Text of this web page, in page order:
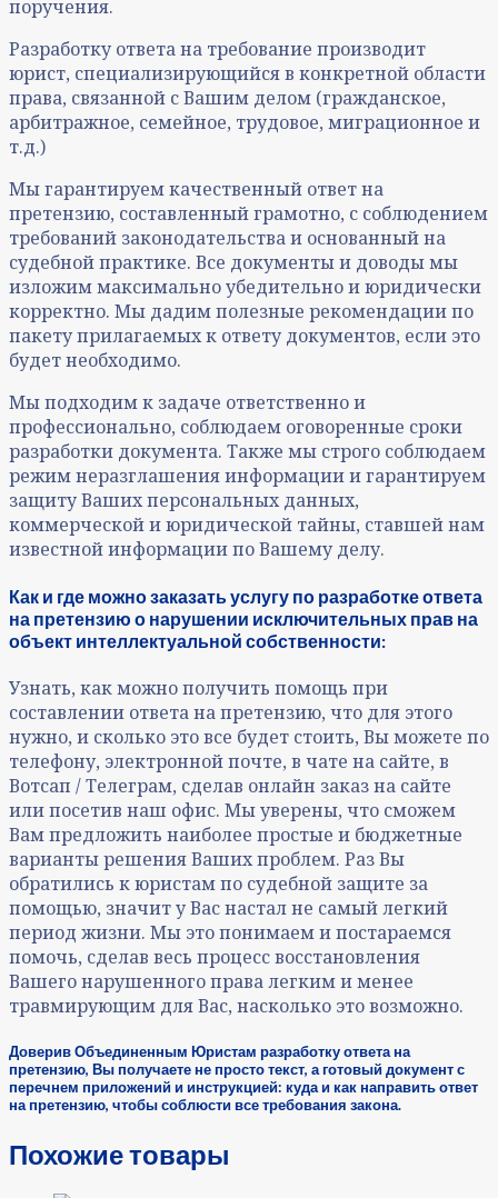
поручения.
Разработку ответа на требование производит
юрист, специализирующийся в конкретной области
права, связанной с Вашим делом (гражданское,
арбитражное, семейное, трудовое, миграционное и
т.д.)
Мы гарантируем качественный ответ на
претензию, составленный грамотно, с соблюдением
требований законодательства и основанный на
судебной практике. Все документы и доводы мы
изложим максимально убедительно и юридически
корректно. Мы дадим полезные рекомендации по
пакету прилагаемых к ответу документов, если это
будет необходимо.
Мы подходим к задаче ответственно и
профессионально, соблюдаем оговоренные сроки
разработки документа. Также мы строго соблюдаем
режим неразглашения информации и гарантируем
защиту Ваших персональных данных,
коммерческой и юридической тайны, ставшей нам
известной информации по Вашему делу.
Как и где можно заказать услугу по разработке ответа
на претензию о нарушении исключительных прав на
объект интеллектуальной собственности:
Узнать, как можно получить помощь при
составлении ответа на претензию, что для этого
нужно, и сколько это все будет стоить, Вы можете по
телефону, электронной почте, в чате на сайте, в
Вотсап / Телеграм, сделав онлайн заказ на сайте
или посетив наш офис. Мы уверены, что сможем
Вам предложить наиболее простые и бюджетные
варианты решения Ваших проблем. Раз Вы
обратились к юристам по судебной защите за
помощью, значит у Вас настал не самый легкий
период жизни. Мы это понимаем и постараемся
помочь, сделав весь процесс восстановления
Вашего нарушенного права легким и менее
травмирующим для Вас, насколько это возможно.
Доверив Объединенным Юристам разработку ответа на
претензию, Вы получаете не просто текст, а готовый документ с
перечнем приложений и инструкцией: куда и как направить ответ
на претензию, чтобы соблюсти все требования закона.
Похожие товары